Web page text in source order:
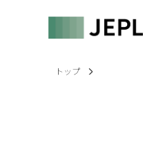
トップ